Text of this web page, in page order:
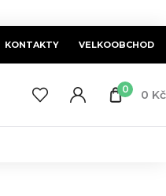
KONTAKTY VELKOOBCHOD
0 0 Kč